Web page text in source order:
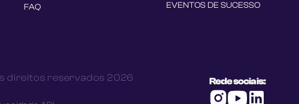
FAQ EVENTOS DE SUCESSO
Rede sociais:
direitos reservados 2026